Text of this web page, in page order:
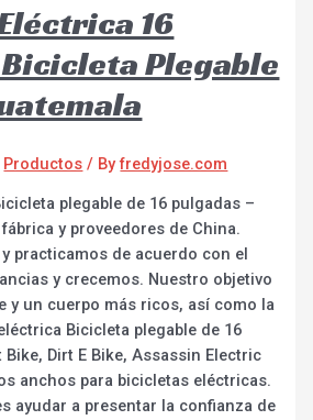
16
Plegable
Productos / Byfredyjose.com
plegable de 16 pulgadas –
y proveedores de China.
practicamos de acuerdo con el
y crecemos. Nuestro objetivo
y un cuerpo más ricos, así como la
Bicicleta plegable de 16
Bike, Dirt E Bike, Assassin Electric
anchos para bicicletas eléctricas.
ayudar a presentar la confianza de